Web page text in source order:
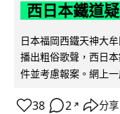
西日本鐵道
日本福岡西鐵天神大
播出粗俗歌聲，西日
件並考慮報案。網上
38 2 ↗ 分享